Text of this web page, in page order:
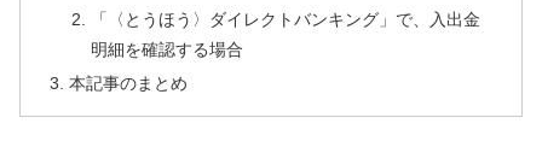
「〈とうほう〉ダイレクトバンキング」で、入出金
明細を確認する場合
本記事のまとめ